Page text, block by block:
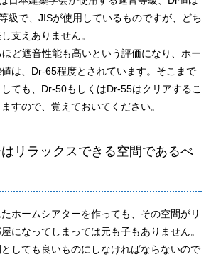
級で、JISが使用しているものですが、どち
支えありません。
ど遮音性能も高いという評価になり、ホー
は、Dr-65程度とされています。そこまで
ても、Dr-50もしくはDr-55はクリアするこ
すので、覚えておいてください。
リラックスできる空間であるべ
ホームシアターを作っても、その空間がリ
になってしまっては元も子もありません。
しても良いものにしなければならないので